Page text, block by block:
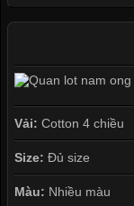
Vải: Cotton 4 chiều
Size: Đủ size
Màu: Nhiều màu